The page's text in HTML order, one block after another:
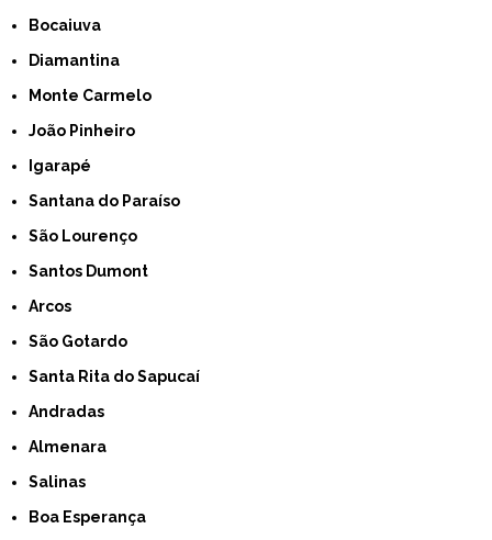
Bocaiuva
Diamantina
Monte Carmelo
João Pinheiro
Igarapé
Santana do Paraíso
São Lourenço
Santos Dumont
Arcos
São Gotardo
Santa Rita do Sapucaí
Andradas
Almenara
Salinas
Boa Esperança